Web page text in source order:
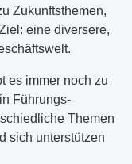
Zukunftsthemen,
eine diversere,
es immer noch zu
Führungs­
Themen
sich unter­stützen